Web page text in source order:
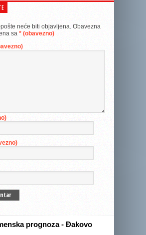
neće biti objavljena. Obavezna
sa * (obavezno)
prognoza - Đakovo